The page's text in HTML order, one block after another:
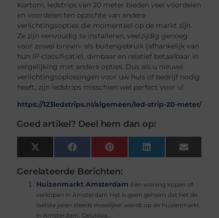
Kortom, ledstrips van 20 meter bieden veel voordelen
en voordelen ten opzichte van andere
verlichtingsopties die momenteel op de markt zijn.
Ze zijn eenvoudig te installeren, veelzijdig genoeg
voor zowel binnen- als buitengebruik (afhankelijk van
hun IP-classificatie), dimbaar en relatief betaalbaar in
vergelijking met andere opties. Dus als u nieuwe
verlichtingsoplossingen voor uw huis of bedrijf nodig
heeft, zijn ledstrips misschien wel perfect voor u!
https://123ledstrips.nl/algemeen/led-strip-20-meter/
Goed artikel? Deel hem dan op:
X
(Twitter)
Facebook Pinterest LinkedIn Email
Gerelateerde Berichten:
Huizenmarkt Amsterdam Een woning kopen of
verkopen in Amsterdam Het is geen geheim dat het de
laatste jaren steeds moeilijker wordt op de huizenmarkt
in Amsterdam. Gelukkig...